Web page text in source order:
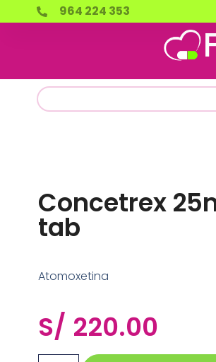
964 224 353
Concetrex
tab
Atomoxetina
S/ 220.00